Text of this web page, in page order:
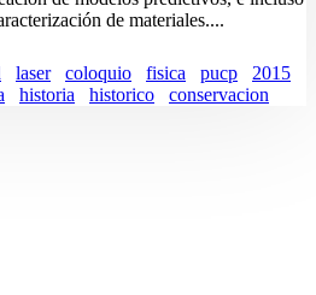
de materiales....
laser coloquio fisica pucp
2015
historia historico conservacion